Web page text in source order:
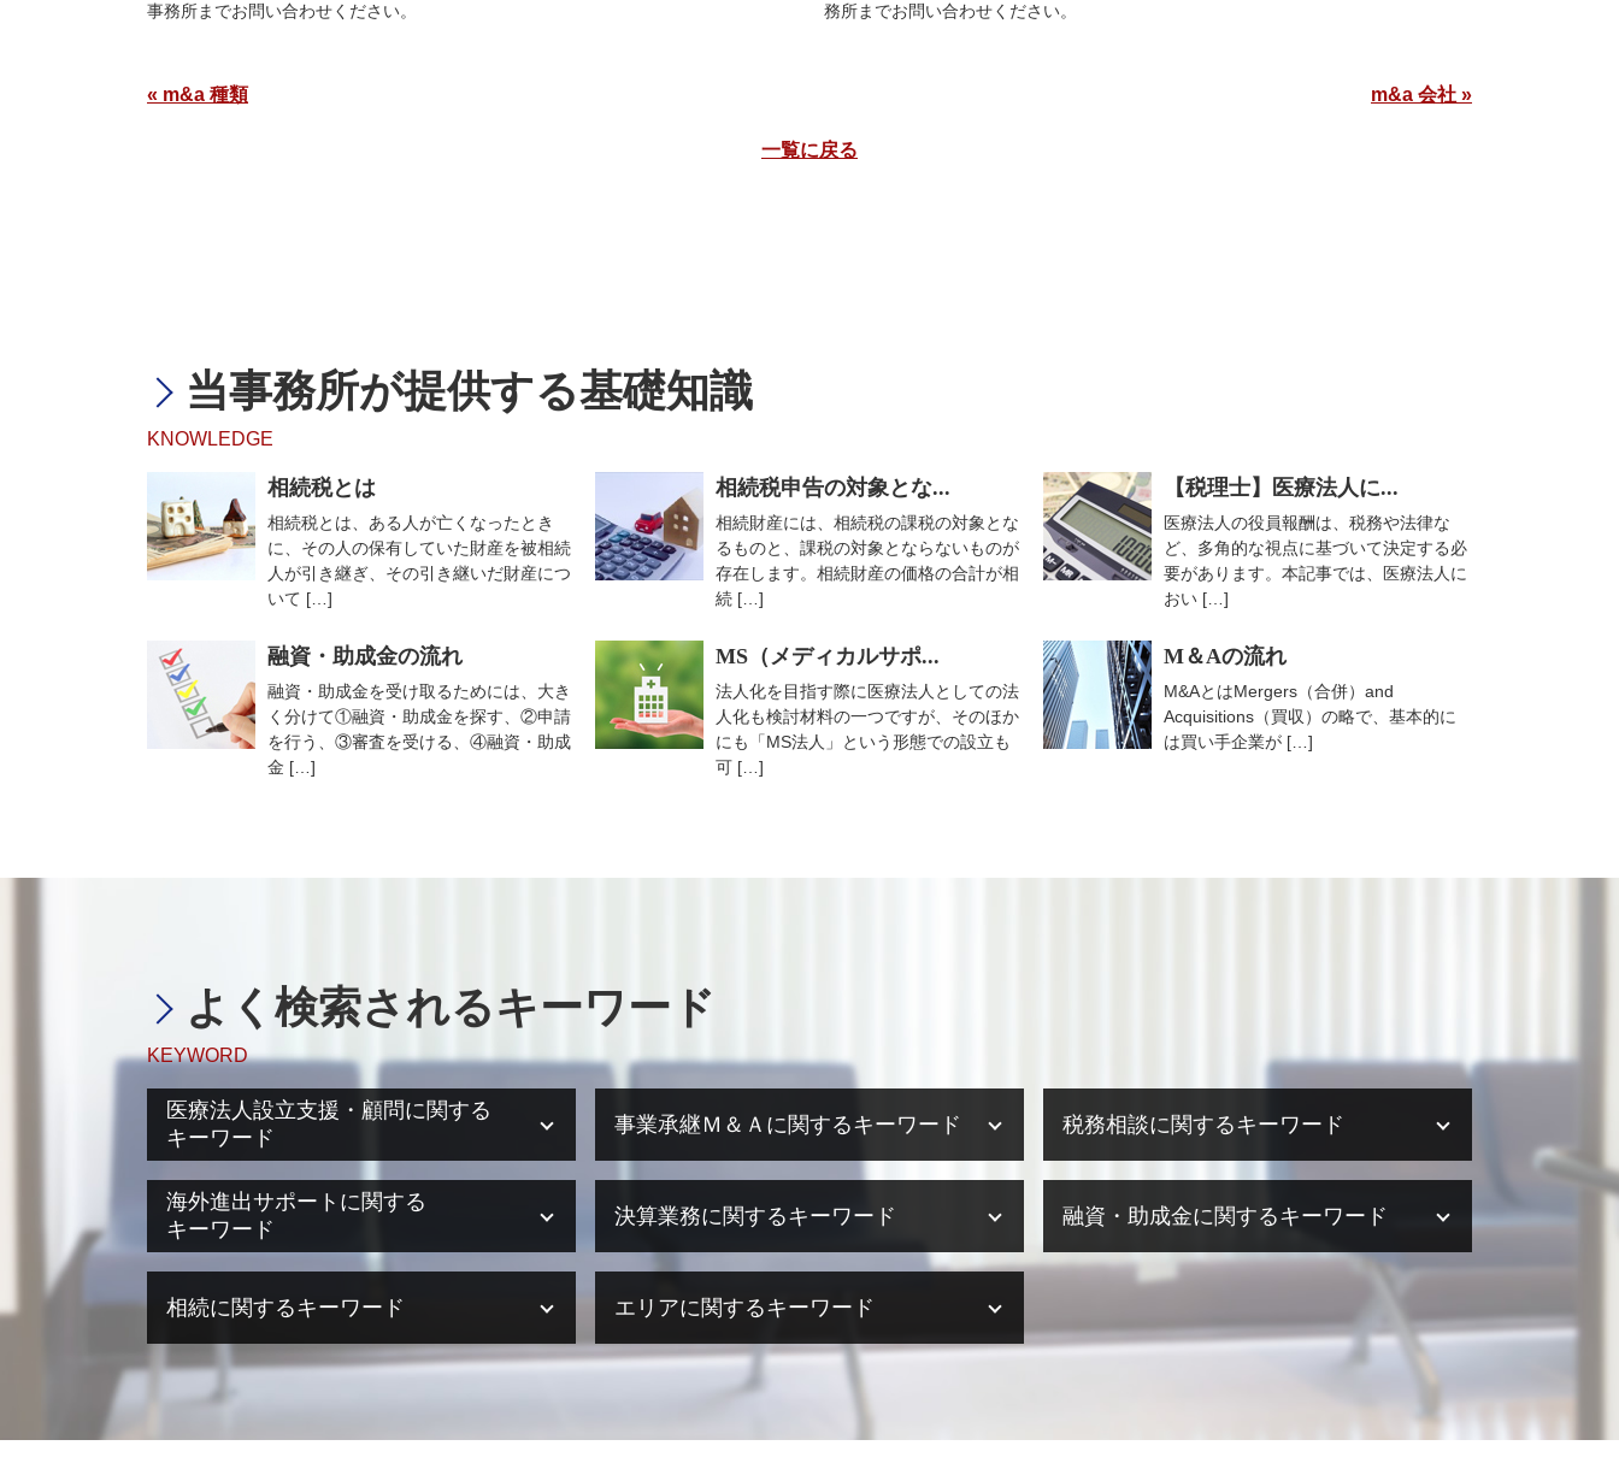
事務所までお問い合わせください。
務所までお問い合わせください。
« m&a 種類 m&a 会社 »
一覧に戻る
当事務所が提供する基礎知識
KNOWLEDGE
相続税とは
相続税とは、ある人が亡くなったとき
に、その人の保有していた財産を被相続
人が引き継ぎ、その引き継いだ財産につ
いて […]
相続税申告の対象とな...
相続財産には、相続税の課税の対象とな
るものと、課税の対象とならないものが
存在します。相続財産の価格の合計が相
続 […]
【税理士】医療法人に...
医療法人の役員報酬は、税務や法律な
ど、多角的な視点に基づいて決定する必
要があります。本記事では、医療法人に
おい […]
融資・助成金の流れ
融資・助成金を受け取るためには、大き
く分けて①融資・助成金を探す、②申請
を行う、③審査を受ける、④融資・助成
金 […]
MS（メディカルサポ...
法人化を目指す際に医療法人としての法
人化も検討材料の一つですが、そのほか
にも「MS法人」という形態での設立も
可 […]
M＆Aの流れ
M&AとはMergers（合併）and
Acquisitions（買収）の略で、基本的に
は買い手企業が […]
よく検索されるキーワード
KEYWORD
医療法人設立支援・顧問に関する
キーワード
ms法人 個人開業医
医療法人設立 方法
医療法人設立 流れ
医療法人設立 許可
医療法人設立 申請
医療法人設立 大阪府
事業承継Ｍ＆Ａに関するキーワード
事業承継 税理士法人
事業承継 生前贈与
事業譲渡 株式譲渡 違い
事業承継 節税
税務相談に関するキーワード
税務相談 範囲
税務相談 相場
税務相談 退職金
税務相談 相続
海外進出サポートに関する
キーワード
海外進出 税務
海外進出 メリット
海外進出 経営戦略
海外進出 補助金
決算業務に関するキーワード
法人 決算 提出書類
決算業務 時期
決算業務 内容
融資・助成金に関するキーワード
助成金とは 簡単に
助成金 税
相続に関するキーワード
相続税 税理士
相続税 脱税 時効
エリアに関するキーワード